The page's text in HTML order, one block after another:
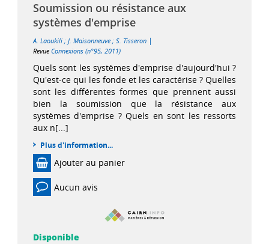
Soumission ou résistance aux
systèmes d'emprise
A. Laoukili; J. Maisonneuve; S. Tisseron |
Revue Connexions (n°95, 2011)
Quels sont les systèmes d'emprise d'aujourd'hui ?
Qu'est-ce qui les fonde et les caractérise ? Quelles
sont les différentes formes que prennent aussi
bien la soumission que la résistance aux
systèmes d'emprise ? Quels en sont les ressorts
aux n[...]
Plus d'information...
Ajouter au panier
Aucun avis
Disponible